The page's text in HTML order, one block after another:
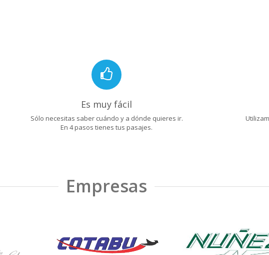
Es muy fácil
Sólo necesitas saber cuándo y a dónde quieres ir.
En 4 pasos tienes tus pasajes.
Empresas